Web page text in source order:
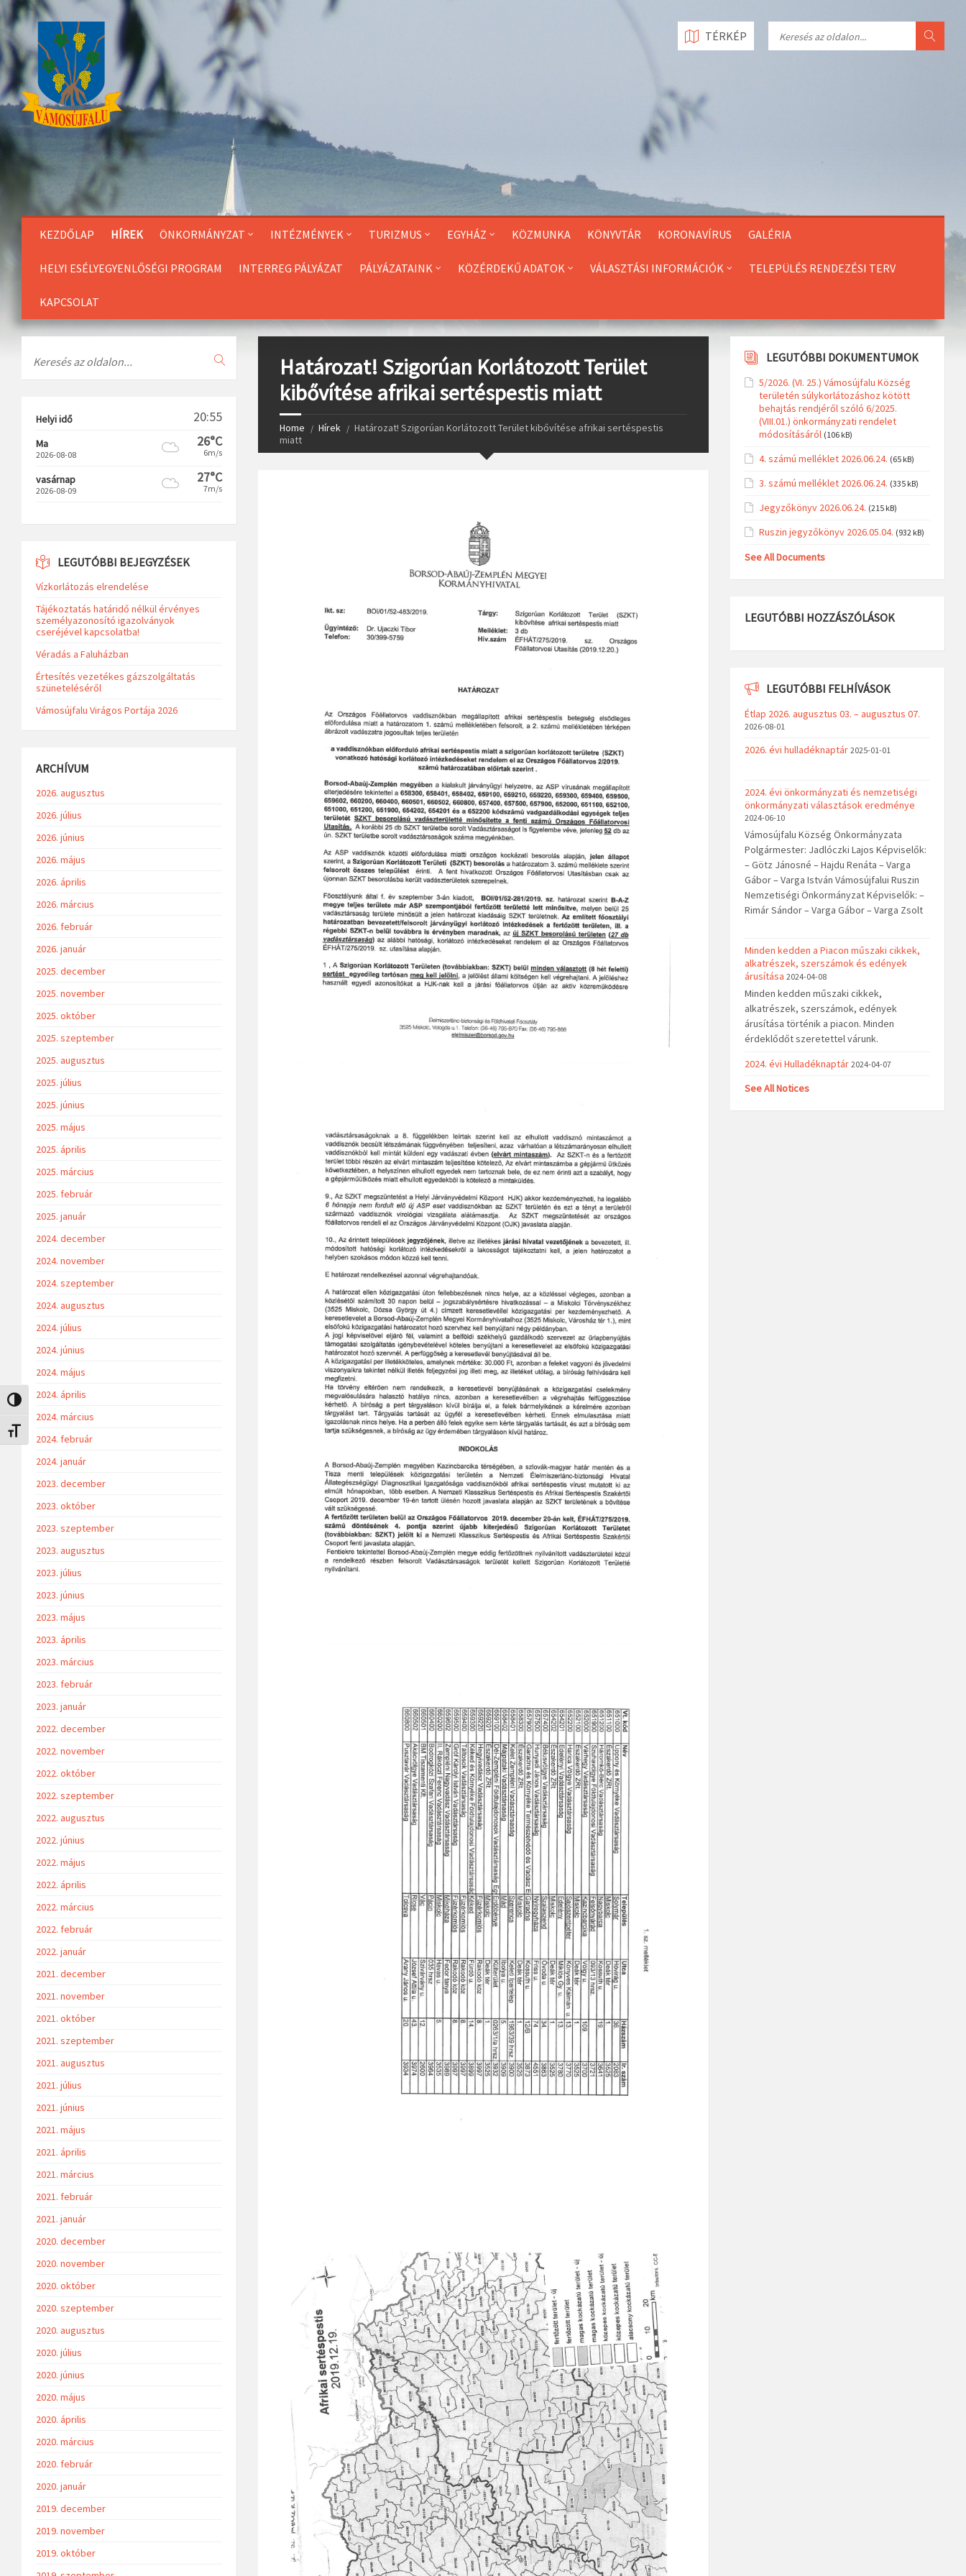
Skip
to
Content
Nagy kontraszt váltása
Betűméret váltása
KEZDŐLAP HÍREK ÖNKORMÁNYZAT INTÉZMÉNYEK TURIZMUS EGYHÁZ KÖZMUNKA KÖNYVTÁR KORONAVÍRUS GALÉRIA
HELYI ESÉLYEGYENLŐSÉGI PROGRAM INTERREG PÁLYÁZAT PÁLYÁZATAINK KÖZÉRDEKŰ ADATOK VÁLASZTÁSI INFORMÁCIÓK TELEPÜLÉS RENDEZÉSI TERV
KAPCSOLAT
TÉRKÉP
Határozat! Szigorúan Korlátozott Terület
kibővítése afrikai sertéspestis miatt
Home Hírek
Határozat! Szigorúan Korlátozott Terület kibővítése afrikai sertéspestis
miatt
Helyi idő 20:55
Ma
2026-08-08
26°C
6m/s
vasárnap
2026-08-09
27°C
7m/s
LEGUTÓBBI BEJEGYZÉSEK
Vízkorlátozás elrendelése
Tájékoztatás határidő nélkül érvényes
személyazonosító igazolványok
cseréjével kapcsolatba!
Véradás a Faluházban
Értesítés vezetékes gázszolgáltatás
szüneteléséről
Vámosújfalu Virágos Portája 2026
ARCHÍVUM
2026. augusztus
2026. július
2026. június
2026. május
2026. április
2026. március
2026. február
2026. január
2025. december
2025. november
2025. október
2025. szeptember
2025. augusztus
2025. július
2025. június
2025. május
2025. április
2025. március
2025. február
2025. január
2024. december
2024. november
2024. szeptember
2024. augusztus
2024. július
2024. június
2024. május
2024. április
2024. március
2024. február
2024. január
2023. december
2023. október
2023. szeptember
2023. augusztus
2023. július
2023. június
2023. május
2023. április
2023. március
2023. február
2023. január
2022. december
2022. november
2022. október
2022. szeptember
2022. augusztus
2022. június
2022. május
2022. április
2022. március
2022. február
2022. január
2021. december
2021. november
2021. október
2021. szeptember
2021. augusztus
2021. július
2021. június
2021. május
2021. április
2021. március
2021. február
2021. január
2020. december
2020. november
2020. október
2020. szeptember
2020. augusztus
2020. július
2020. június
2020. május
2020. április
2020. március
2020. február
2020. január
2019. december
2019. november
2019. október
LEGUTÓBBI DOKUMENTUMOK
5/2026. (VI. 25.) Vámosújfalu Község
területén súlykorlátozáshoz kötött
behajtás rendjéről szóló 6/2025.
(VIII.01.) önkormányzati rendelet
módosításáról (106 kB)
4. számú melléklet 2026.06.24. (65 kB)
3. számú melléklet 2026.06.24. (335 kB)
Jegyzőkönyv 2026.06.24. (215 kB)
Ruszin jegyzőkönyv 2026.05.04. (932 kB)
See All Documents
LEGUTÓBBI HOZZÁSZÓLÁSOK
LEGUTÓBBI FELHÍVÁSOK
Étlap 2026. augusztus 03. – augusztus 07.
2026-08-01
2026. évi hulladéknaptár 2025-01-01
2024. évi önkormányzati és nemzetiségi
önkormányzati választások eredménye
2024-06-10
Vámosújfalu Község Önkormányzata
Polgármester: Jadlóczki Lajos Képviselők:
– Götz Jánosné – Hajdu Renáta – Varga
Gábor – Varga István Vámosújfalui Ruszin
Nemzetiségi Önkormányzat Képviselők: –
Rimár Sándor – Varga Gábor – Varga Zsolt
Minden kedden a Piacon műszaki cikkek,
alkatrészek, szerszámok és edények
árusítása 2024-04-08
Minden kedden műszaki cikkek,
alkatrészek, szerszámok, edények
árusítása történik a piacon. Minden
érdeklődőt szeretettel várunk.
2024. évi Hulladéknaptár 2024-04-07
See All Notices